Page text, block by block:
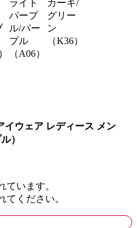
ライト
パープ
ル/パー
プル
（A06）
カーキ/
グリー
ン
（K36）
イウェア レディース メン
）
ています。
てください。